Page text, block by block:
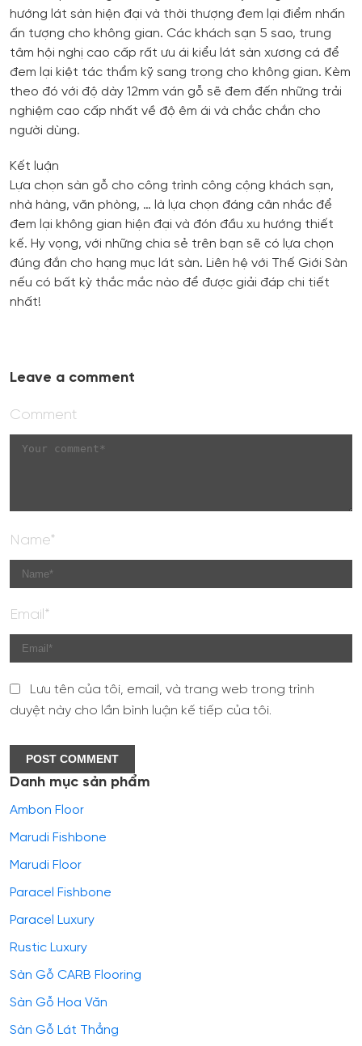
hướng lát sàn hiện đại và thời thượng đem lại điểm nhấn
ấn tượng cho không gian. Các khách sạn 5 sao, trung
tâm hội nghị cao cấp rất ưu ái kiểu lát sàn xương cá để
đem lại kiệt tác thẩm kỹ sang trọng cho không gian. Kèm
theo đó với độ dày 12mm ván gỗ sẽ đem đến những trải
nghiệm cao cấp nhất về độ êm ái và chắc chắn cho
người dùng.
Kết luận
Lựa chọn sàn gỗ cho công trình công cộng khách sạn,
nhà hàng, văn phòng, … là lựa chọn đáng cân nhắc để
đem lại không gian hiện đại và đón đầu xu hướng thiết
kế. Hy vọng, với những chia sẻ trên bạn sẽ có lựa chọn
đúng đắn cho hạng mục lát sàn. Liên hệ với Thế Giới Sàn
nếu có bất kỳ thắc mắc nào để được giải đáp chi tiết
nhất!
Leave a comment
Comment
Name*
Email*
Lưu tên của tôi, email, và trang web trong trình
duyệt này cho lần bình luận kế tiếp của tôi.
Danh mục sản phẩm
Ambon Floor
Marudi Fishbone
Marudi Floor
Paracel Fishbone
Paracel Luxury
Rustic Luxury
Sàn Gỗ CARB Flooring
Sàn Gỗ Hoa Văn
Sàn Gỗ Lát Thẳng